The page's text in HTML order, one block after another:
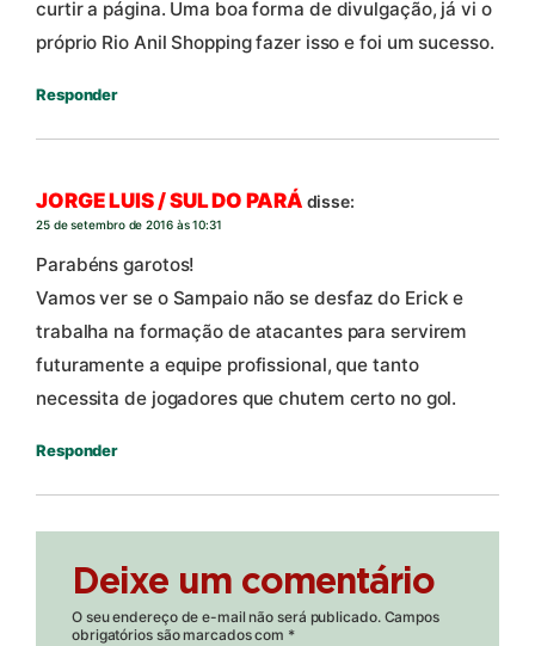
curtir a página. Uma boa forma de divulgação, já vi o
próprio Rio Anil Shopping fazer isso e foi um sucesso.
Responder
JORGE LUIS / SUL DO PARÁ disse:
25 de setembro de 2016 às 10:31
Parabéns garotos!
Vamos ver se o Sampaio não se desfaz do Erick e
trabalha na formação de atacantes para servirem
futuramente a equipe profissional, que tanto
necessita de jogadores que chutem certo no gol.
Responder
Deixe um comentário
O seu endereço de e-mail não será publicado. Campos
obrigatórios são marcados com *